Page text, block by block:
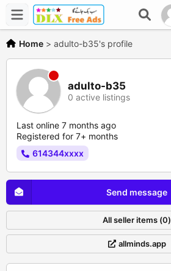
Home > adulto-b35's profile
adulto-b35
0 active listings
Last online 7 months ago
Registered for 7+ months
614344xxxx
Send message
All seller items (0)
allminds.app